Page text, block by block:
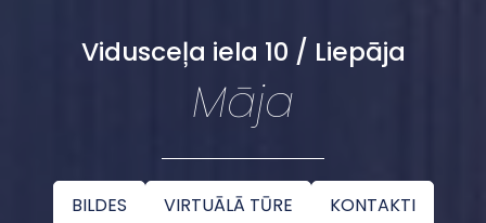
Vidusceļa iela 10 / Liepāja
Māja
BILDES VIRTUĀLĀ TŪRE
KONTAKTI